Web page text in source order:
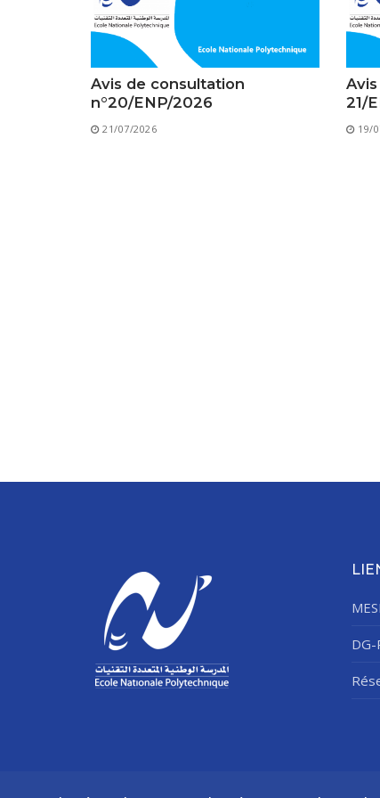
Avis de consultation
n°20/ENP/2026
21/07/2026
21/
19/
DG-